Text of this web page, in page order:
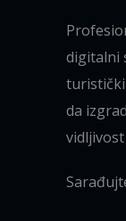
digitalni
da